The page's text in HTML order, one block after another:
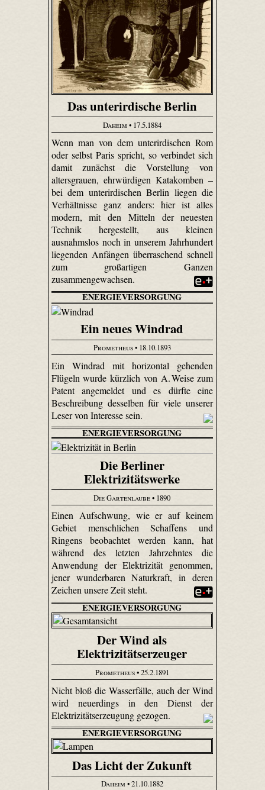
Das unterirdische Berlin
Daheim• 17.5.1884
Wenn man von dem unterirdischen Rom
oder selbst Paris spricht, so verbindet sich
damit zunächst die Vorstellung von
altersgrauen, ehrwürdigen Katakomben –
bei dem unterirdischen Berlin liegen die
Verhältnisse ganz anders: hier ist alles
modern, mit den Mitteln der neuesten
Technik hergestellt, aus kleinen
ausnahmslos noch in unserem Jahrhundert
liegenden Anfängen überraschend schnell
zum großartigen Ganzen
zusammengewachsen.
ENERGIEVERSORGUNG
Ein neues Windrad
Prometheus• 18.10.1893
Ein Windrad mit horizontal gehenden
Flügeln wurde kürzlich von A. Weise zum
Patent angemeldet und es dürfte eine
Beschreibung desselben für viele unserer
Leser von Interesse sein.
ENERGIEVERSORGUNG
Die Berliner
Elektrizitätswerke
Die Gartenlaube• 1890
Einen Aufschwung, wie er auf keinem
Gebiet menschlichen Schaffens und
Ringens beobachtet werden kann, hat
während des letzten Jahrzehntes die
Anwendung der Elektrizität genommen,
jener wunderbaren Naturkraft, in deren
Zeichen unsere Zeit steht.
ENERGIEVERSORGUNG
Der Wind als
Elektrizitätserzeuger
Prometheus• 25.2.1891
Nicht bloß die Wasserfälle, auch der Wind
wird neuerdings in den Dienst der
Elektrizitätserzeugung gezogen.
ENERGIEVERSORGUNG
Das Licht der Zukunft
Daheim • 21.10.1882